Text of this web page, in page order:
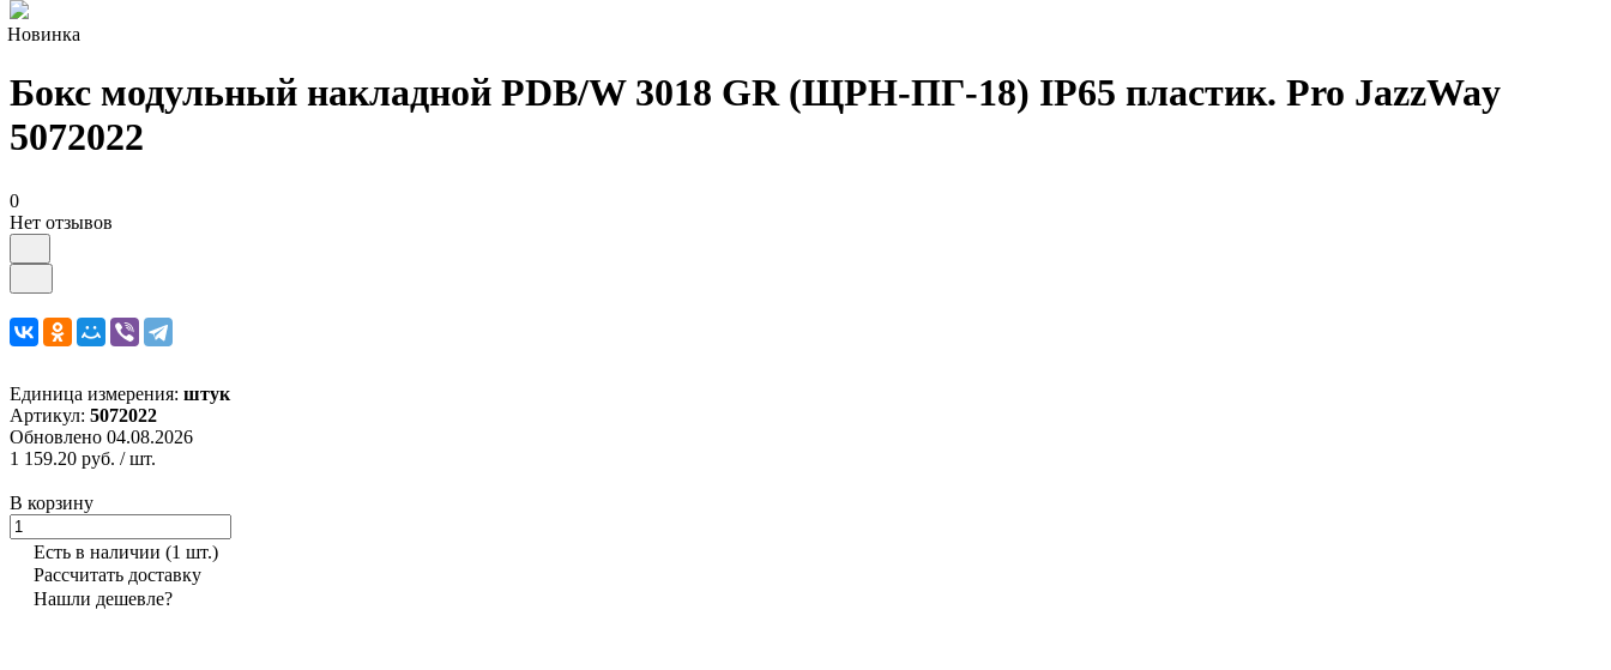
Новинка
Бокс модульный накладной PDB/W 3018 GR (ЩРН-ПГ-18) IP65 пластик. Pro JazzWay
5072022
0
Нет отзывов
Единица измерения: штук
Артикул: 5072022
Обновлено 04.08.2026
1 159.20 руб. / шт.
В корзину
Есть в наличии (1 шт.)
Рассчитать доставку
Нашли дешевле?